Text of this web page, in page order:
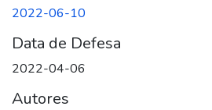
2022-06-10
Data de Defesa
2022-04-06
Autores